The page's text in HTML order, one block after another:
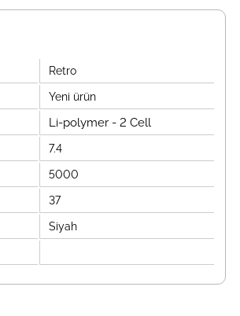
Retro
Yeni ürün
Li-polymer - 2 Cell
7.4
5000
37
Siyah